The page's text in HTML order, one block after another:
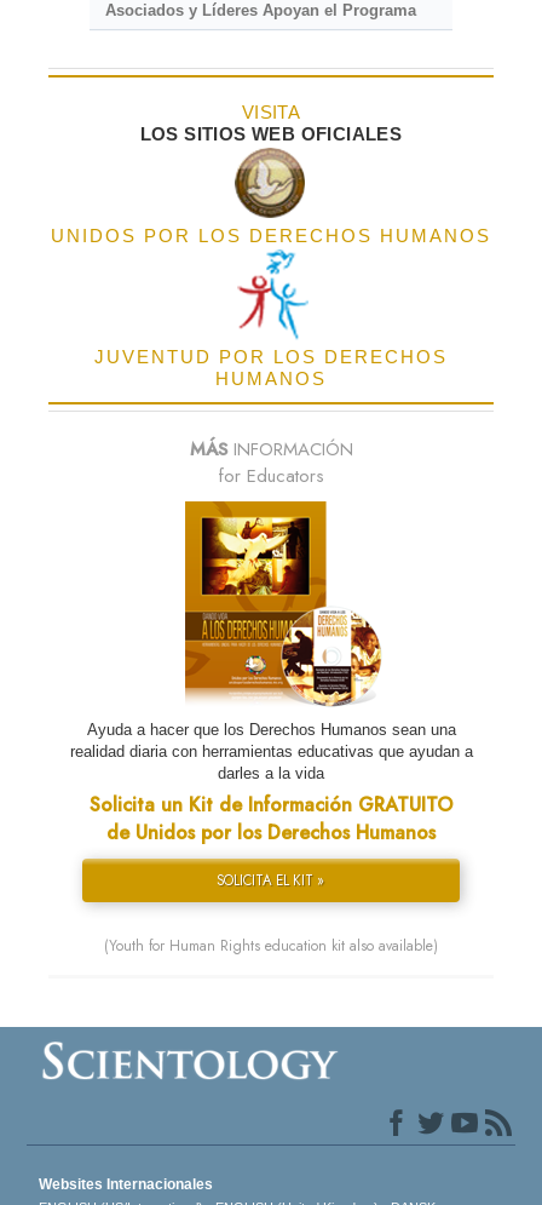
Asociados y Líderes Apoyan el Programa
VISITA
LOS SITIOS WEB OFICIALES
UNIDOS POR LOS DERECHOS HUMANOS
JUVENTUD POR LOS DERECHOS
HUMANOS
MÁSINFORMACIÓN
for Educators
Ayuda a hacer que los Derechos Humanos sean una
realidad diaria con herramientas educativas que ayudan a
darles a la vida
Solicita un Kit de Información GRATUITO
de Unidos por los Derechos Humanos
SOLICITA EL KIT »
(Youth for Human Rights education kit also available)
Websites Internacionales